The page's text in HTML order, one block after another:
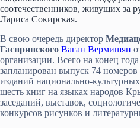
соотечественников, живущих за
Лариса Сокирская.
В свою очередь директор
Гаспринского Ваган Вермишян
организации. Всего на конец
запланирован выпуск 74
изданий национально-
шесть книг на языках народов
заседаний, выставок,
конкурсов рисунков и